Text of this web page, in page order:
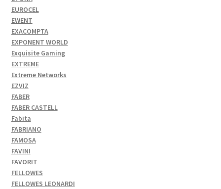
EUROCEL
EWENT
EXACOMPTA
EXPONENT WORLD
Exquisite Gaming
EXTREME
Extreme Networks
EZVIZ
FABER
FABER CASTELL
Fabita
FABRIANO
FAMOSA
FAVINI
FAVORIT
FELLOWES
FELLOWES LEONARDI